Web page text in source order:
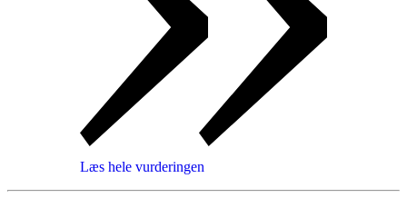
Læs hele vurderingen